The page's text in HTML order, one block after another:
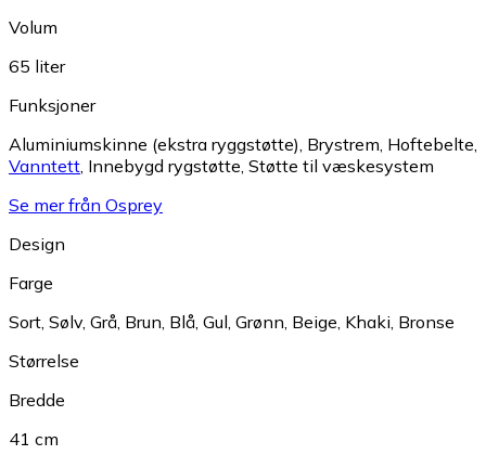
Volum
65 liter
Funksjoner
Aluminiumskinne (ekstra ryggstøtte) Brystrem Hoftebelte
Vanntett Innebygd rygstøtte Støtte til væskesystem
Se mer från Osprey
Design
Farge
Sort Sølv, Grå Brun Blå Gul Grønn Beige Khaki Bronse
Størrelse
Bredde
41 cm